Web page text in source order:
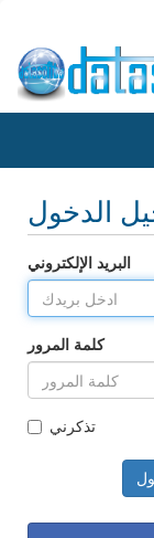
الدخول
البريد الإلكتروني
كلمة المرور
تذكرني